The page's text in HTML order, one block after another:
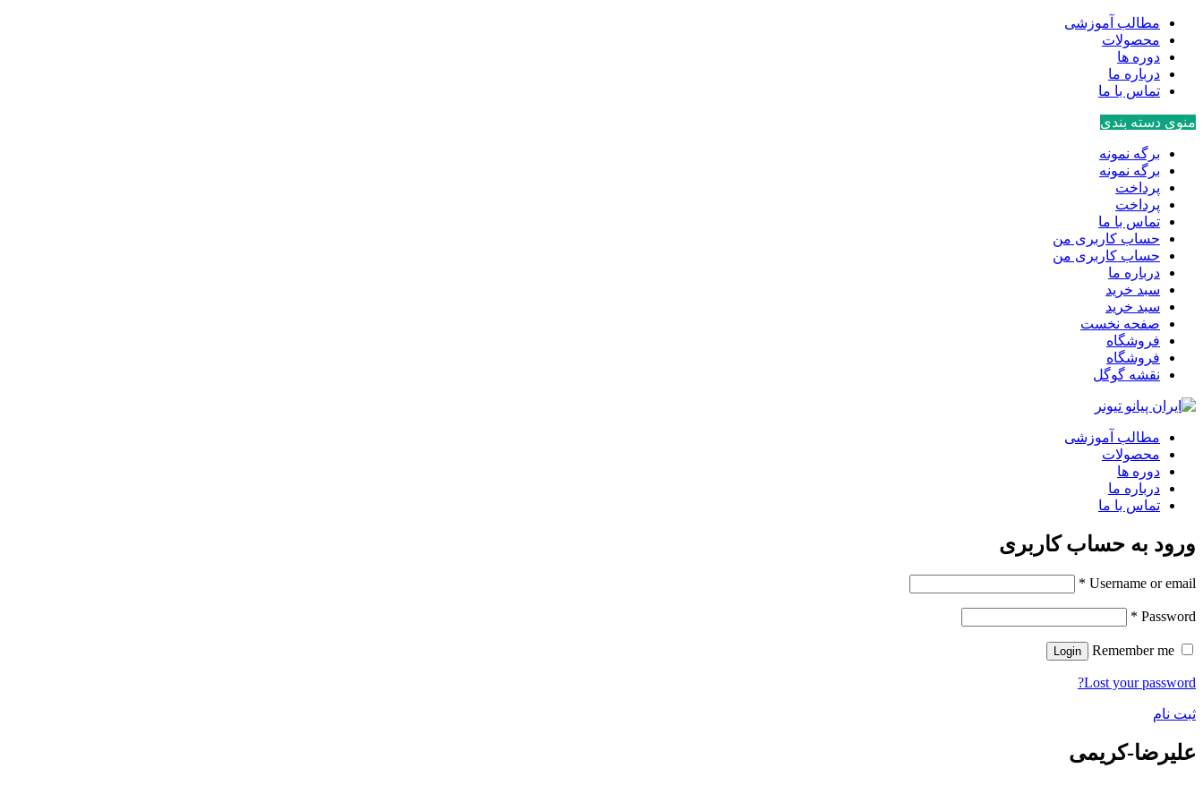
مطالب آموزشی
محصولات
دوره ها
درباره ما
تماس با ما
منوی دسته بندی
برگه نمونه
برگه نمونه
پرداخت
پرداخت
تماس با ما
حساب کاربری من
حساب کاربری من
درباره ما
سبد خرید
سبد خرید
صفحه نخست
فروشگاه
فروشگاه
نقشه گوگل
مطالب آموزشی
محصولات
دوره ها
درباره ما
تماس با ما
ورود به حساب کاربری
Username or email
*
Password
*
Remember me
Login
Lost your password?
ثبت نام
علیرضا-کریمی